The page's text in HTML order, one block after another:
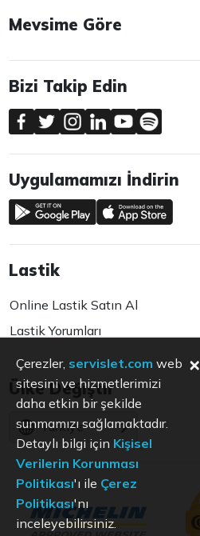
Mevsime Göre
Bizi Takip Edin
Uygulamamızı İndirin
Lastik
Online Lastik Satın Al
Lastik Yorumları
Ülke Değiştir
Türkiye
Çerezler, servislet.com web
sitesini ve hizmetlerimizi
daha etkin bir şekilde
sunmamızı sağlamaktadır.
Detaylı bilgi için Kişisel
Verilerin Korunması
Politikası'ı ile Çerez
Politikası'nı
inceleyebilirsiniz.
×